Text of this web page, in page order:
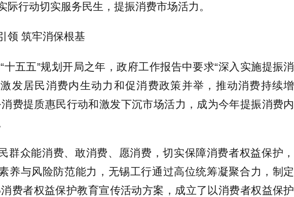
际行动切实服务民生，提振消费市场活力。
领 筑牢消保根基
十五五”规划开局之年，政府工作报告中要求“深入实施提振消
发居民消费内生动力和促消费政策并举，推动消费持续增
费提质惠民行动和激发下沉市场活力，成为今年提振消费内
群众能消费、敢消费、愿消费，切实保障消费者权益保护，
养与风险防范能力，无锡工行通过高位统筹凝聚合力，制定
费者权益保护教育宣传活动方案，成立了以消费者权益保护